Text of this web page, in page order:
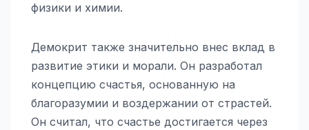
физики и химии.
Демокрит также значительно внес вклад в
развитие этики и морали. Он разработал
концепцию счастья, основанную на
благоразумии и воздержании от страстей.
Он считал, что счастье достигается через